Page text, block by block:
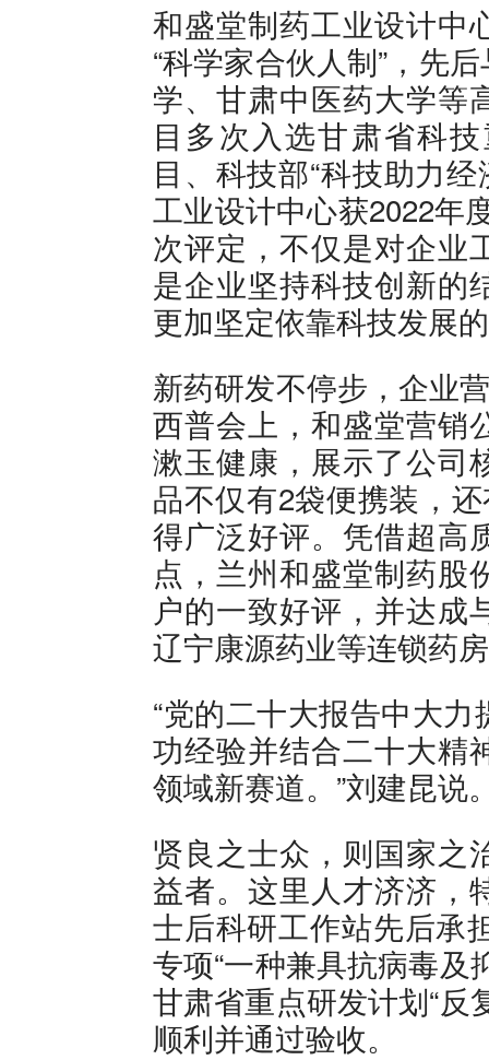
和盛堂制药工业设计中
“科学家合伙人制”，先
学、甘肃中医药大学等
目多次入选甘肃省科
目、科技部“科技助力
工业设计中心获2022年
次评定，不仅是对企业
是企业坚持科技创新的
更加坚定依靠科技发展
新药研发不停步，企业
西普会上，和盛堂营销
漱玉健康，展示了公司
品不仅有2袋便携装，
得广泛好评。凭借超高
点，兰州和盛堂制药股
户的一致好评，并达成
辽宁康源药业等连锁药
“党的二十大报告中大
功经验并结合二十大精
领域新赛道。”刘建昆说
贤良之士众，则国家之
益者。这里人才济济，
士后科研工作站先后承
专项“一种兼具抗病毒及
甘肃省重点研发计划“反
顺利并通过验收。